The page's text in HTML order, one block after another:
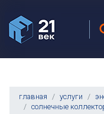
главная услуги
солнечные